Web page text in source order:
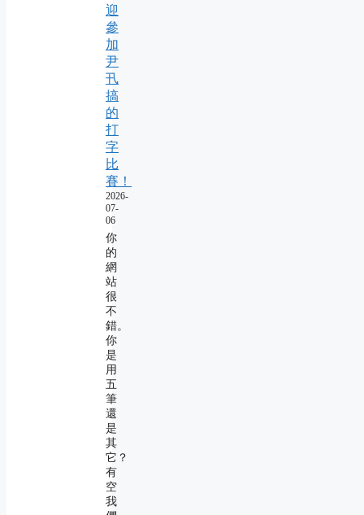
迎
參
加
尹
卂
搞
的
打
字
比
賽！
2026-
07-
06
你
的
網
站
很
不
錯。
你
是
用
五
筆
還
是
其
它？
有
空
我